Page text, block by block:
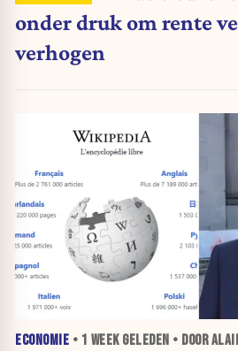
onder druk om rente
verhogen
ECONOMIE • 1 WEEKGELEDEN • DOOR